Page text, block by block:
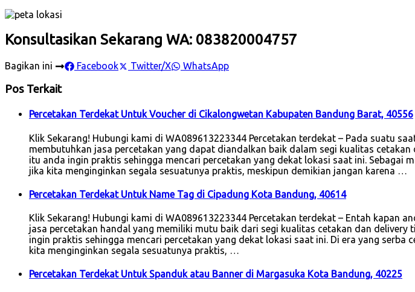
Konsultasikan Sekarang WA: 083820004757
Bagikan ini Facebook Twitter/X WhatsApp
Pos Terkait
Percetakan Terdekat Untuk Voucher di Cikalongwetan Kabupaten Bandung Barat, 40556
Klik Sekarang! Hubungi kami di WA089613223344 Percetakan terdekat – Pada suatu
membutuhkan jasa percetakan yang dapat diandalkan baik dalam segi kualitas cetakan
itu anda ingin praktis sehingga mencari percetakan yang dekat lokasi saat ini. Sebagai
jika kita menginginkan segala sesuatunya praktis, meskipun demikian jangan karena …
Percetakan Terdekat Untuk Name Tag di Cipadung Kota Bandung, 40614
Klik Sekarang! Hubungi kami di WA089613223344 Percetakan terdekat – Entah kapan
jasa percetakan handal yang memiliki mutu baik dari segi kualitas cetakan dan delivery
ingin praktis sehingga mencari percetakan yang dekat lokasi saat ini. Di era yang serba
kita menginginkan segala sesuatunya praktis, …
Percetakan Terdekat Untuk Spanduk atau Banner di Margasuka Kota Bandung, 40225